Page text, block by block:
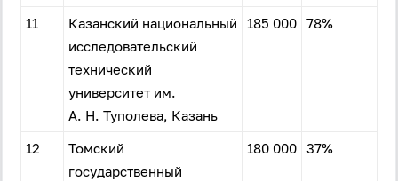
11
Казанский национальный
исследовательский
технический
университет им.
А. Н. Туполева, Казань
185 000 78%
12
Томский
государственный
180 000 37%